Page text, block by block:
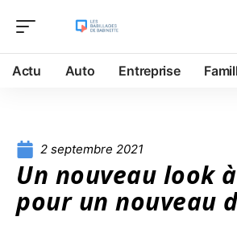
Actu Auto Entreprise
2 septembre 2021
Un nouveau look
pour un nouveau